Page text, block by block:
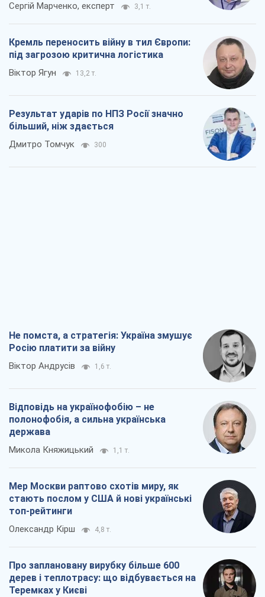
Сергій Марченко, експерт 3,1 т.
Кремль переносить війну в тил Європи:
під загрозою критична логістика
Віктор Ягун 13,2 т.
Результат ударів по НПЗ Росії значно
більший, ніж здається
Дмитро Томчук 300
Не помста, а стратегія: Україна змушує
Росію платити за війну
Віктор Андрусів 1,6 т.
Відповідь на українофобію – не
полонофобія, а сильна українська
держава
Микола Княжицький 1,1 т.
Мер Москви раптово схотів миру, як
стають послом у США й нові українські
топ-рейтинги
Олександр Кірш 4,8 т.
Про заплановану вирубку більше 600
дерев і теплотрасу: що відбувається на
Теремках у Києві